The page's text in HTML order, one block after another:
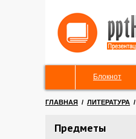
Блокнот
ГЛАВНАЯ / ЛИТЕРАТУРА /
Предметы